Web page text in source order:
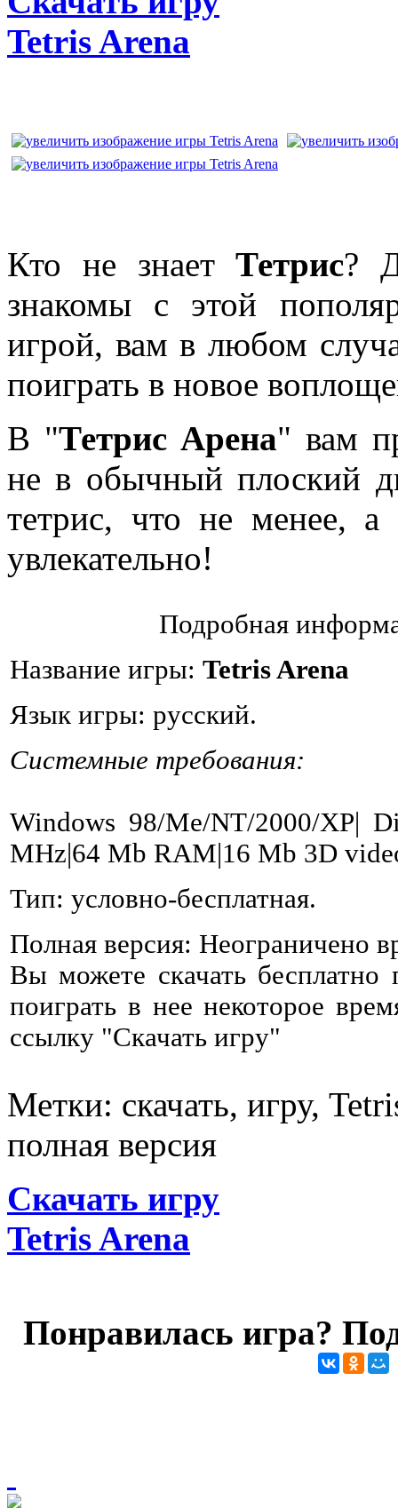
Tetris Arena
Кто не знаетТетрис?
знакомы с этой
игрой, вам в любом
поиграть в новое
В "Тетрис Арена" вам
не в обычный плоский
тетрис, что не менее,
увлекательно!
Подробная
Название игры: Tetris Arena
Язык игры: русский.
Системные требования:
Windows 98/Me/NT/2000/XP|
MHz|64 Mb RAM|16 Mb 3D
Тип: условно-бесплатная.
Полная версия: Неограничено
Вы можете скачать
поиграть в нее некоторое
ссылку "Скачать игру"
Метки: скачать, игру,
полная версия
Скачать игру
Tetris Arena
Понравилась игра?